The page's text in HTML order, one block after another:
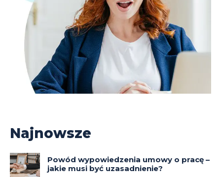
Najnowsze
Powód wypowiedzenia umowy o pracę –
jakie musi być uzasadnienie?